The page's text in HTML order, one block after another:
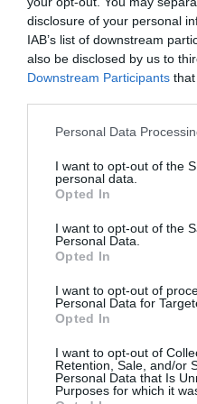
disclosure of your personal
IAB’s list of downstream
also be disclosed by us to
Downstream Participants
Personal Data
I want to opt-out of the
personal data.
Opted In
I want to opt-out of the
Personal Data.
Opted In
I want to opt-out of
Personal Data for
Opted In
I want to opt-out of
Retention, Sale, and/or
Personal Data that Is
Purposes for which it
Κάθε βδομάδα στο e-mail
την Τέχνη και τον
Φιλίπ Κολλέν – Ο